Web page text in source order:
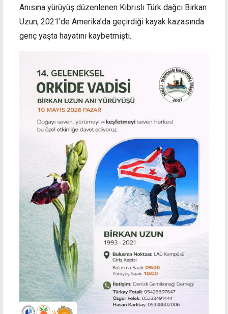
Anısına yürüyüş düzenlenen Kıbrıslı Türk dağcı Birkan
Uzun, 2021'de Amerika’da geçirdiği kayak kazasında
genç yaşta hayatını kaybetmişti.